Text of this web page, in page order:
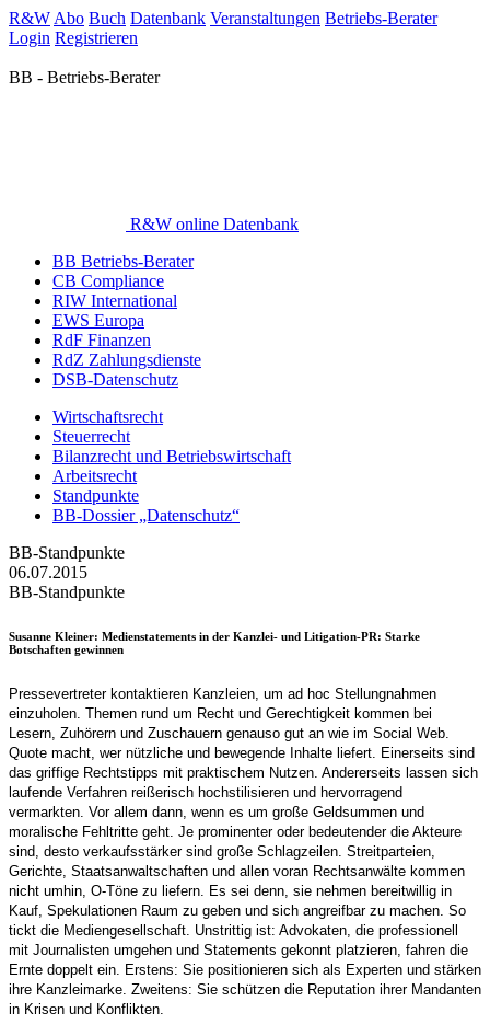
R&W Abo Buch Datenbank Veranstaltungen Betriebs-Berater
Login Registrieren
BB - Betriebs-Berater
R&W online Datenbank
BB Betriebs-Berater
CB Compliance
RIW International
EWS Europa
RdF Finanzen
RdZ Zahlungsdienste
DSB-Datenschutz
Wirtschaftsrecht
Steuerrecht
Bilanzrecht und Betriebswirtschaft
Arbeitsrecht
Standpunkte
BB-Dossier „Datenschutz“
BB-Standpunkte
06.07.2015
BB-Standpunkte
Susanne Kleiner: Medienstatements in der Kanzlei- und Litigation-PR: Starke
Botschaften gewinnen
Pressevertreter kontaktieren Kanzleien, um ad hoc Stellungnahmen
einzuholen. Themen rund um Recht und Gerechtigkeit kommen bei
Lesern, Zuhörern und Zuschauern genauso gut an wie im Social Web.
Quote macht, wer nützliche und bewegende Inhalte liefert. Einerseits sind
das griffige Rechtstipps mit praktischem Nutzen. Andererseits lassen sich
laufende Verfahren reißerisch hochstilisieren und hervorragend
vermarkten. Vor allem dann, wenn es um große Geldsummen und
moralische Fehltritte geht. Je prominenter oder bedeutender die Akteure
sind, desto verkaufsstärker sind große Schlagzeilen. Streitparteien,
Gerichte, Staatsanwaltschaften und allen voran Rechtsanwälte kommen
nicht umhin, O-Töne zu liefern. Es sei denn, sie nehmen bereitwillig in
Kauf, Spekulationen Raum zu geben und sich angreifbar zu machen. So
tickt die Mediengesellschaft. Unstrittig ist: Advokaten, die professionell
mit Journalisten umgehen und Statements gekonnt platzieren, fahren die
Ernte doppelt ein. Erstens: Sie positionieren sich als Experten und stärken
ihre Kanzleimarke. Zweitens: Sie schützen die Reputation ihrer Mandanten
in Krisen und Konflikten.